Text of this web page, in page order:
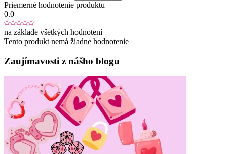
Priemerné hodnotenie produktu
0.0
na základe všetkých hodnotení
Tento produkt nemá žiadne hodnotenie
Zaujímavosti z nášho blogu